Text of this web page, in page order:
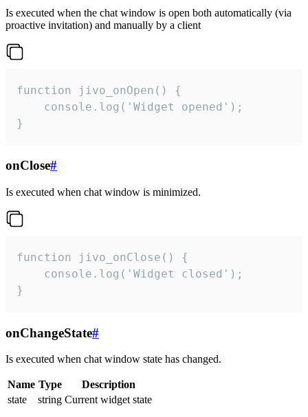
Is executed when the chat window is open both automatically (via
proactive invitation) and manually by a client
function jivo_onOpen() {
    console.log('Widget opened');
}
onClose#
Is executed when chat window is minimized.
function jivo_onClose() {
    console.log('Widget closed');
}
onChangeState#
Is executed when chat window state has changed.
Name Type
Description
state
string Current widget state